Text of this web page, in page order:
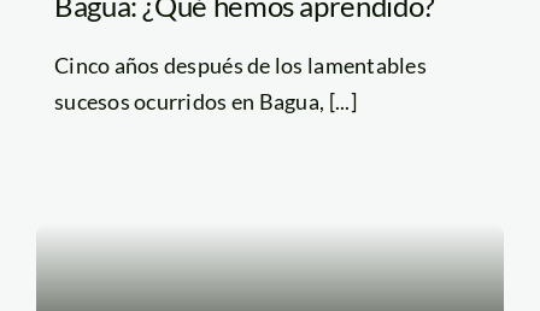
Cinco años después de los lamentables
sucesos ocurridos en Bagua, [...]